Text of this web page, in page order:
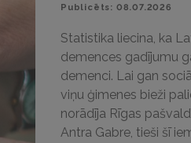
Publicēts: 08.07.2026
Statistika liecina, ka
demences gadījumu
demenci. Lai gan
viņu ģimenes bieži
norādīja Rīgas
Antra Gabre, tieši šī